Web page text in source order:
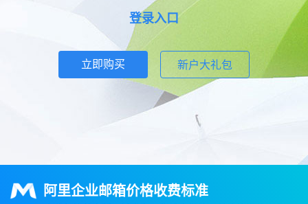
登录入口
立即购买 新户大礼包
阿里企业邮箱价格收费标准